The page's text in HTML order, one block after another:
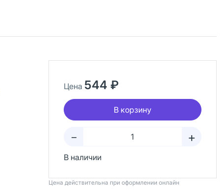
Цена 544 ₽
В корзину
– +
В наличии
Цена действительна при оформлении онлайн